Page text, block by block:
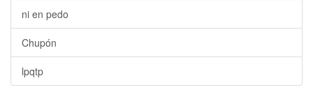
ni en pedo
Chupón
lpqtp